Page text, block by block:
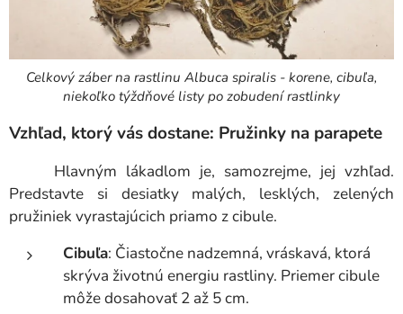
Celkový záber na rastlinu Albuca spiralis - korene, cibuľa,
niekoľko týždňové listy po zobudení rastlinky
Vzhľad, ktorý vás dostane: Pružinky na parapete
Hlavným lákadlom je, samozrejme, jej vzhľad.
Predstavte si desiatky malých, lesklých, zelených
pružiniek vyrastajúcich priamo z cibule.
Cibuľa: Čiastočne nadzemná, vráskavá, ktorá
skrýva životnú energiu rastliny. Priemer cibule
môže dosahovať 2 až 5 cm.